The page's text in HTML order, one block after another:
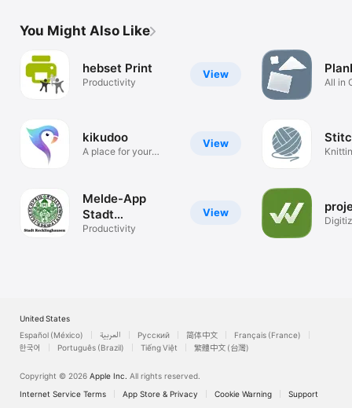
You Might Also Like
View
hebset Print
Productivity
View
kikudoo
A place for your
View
Melde-App
Stadt
Recklinghausen
Productivity
All in
United States
Español (México)
العربية Русский 简体中文
Français (France)
한국어
Português (Brazil) Tiếng Việt 繁體中文 (台灣)
Copyright © 2026 Apple Inc. All rights reserved.
Internet Service Terms
App Store & Privacy Cookie Warning Support